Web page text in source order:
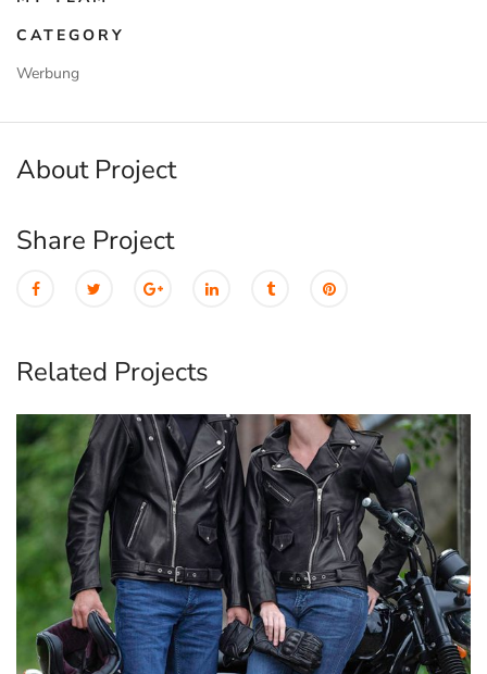
CATEGORY
Werbung
About Project
Share Project
Related Projects